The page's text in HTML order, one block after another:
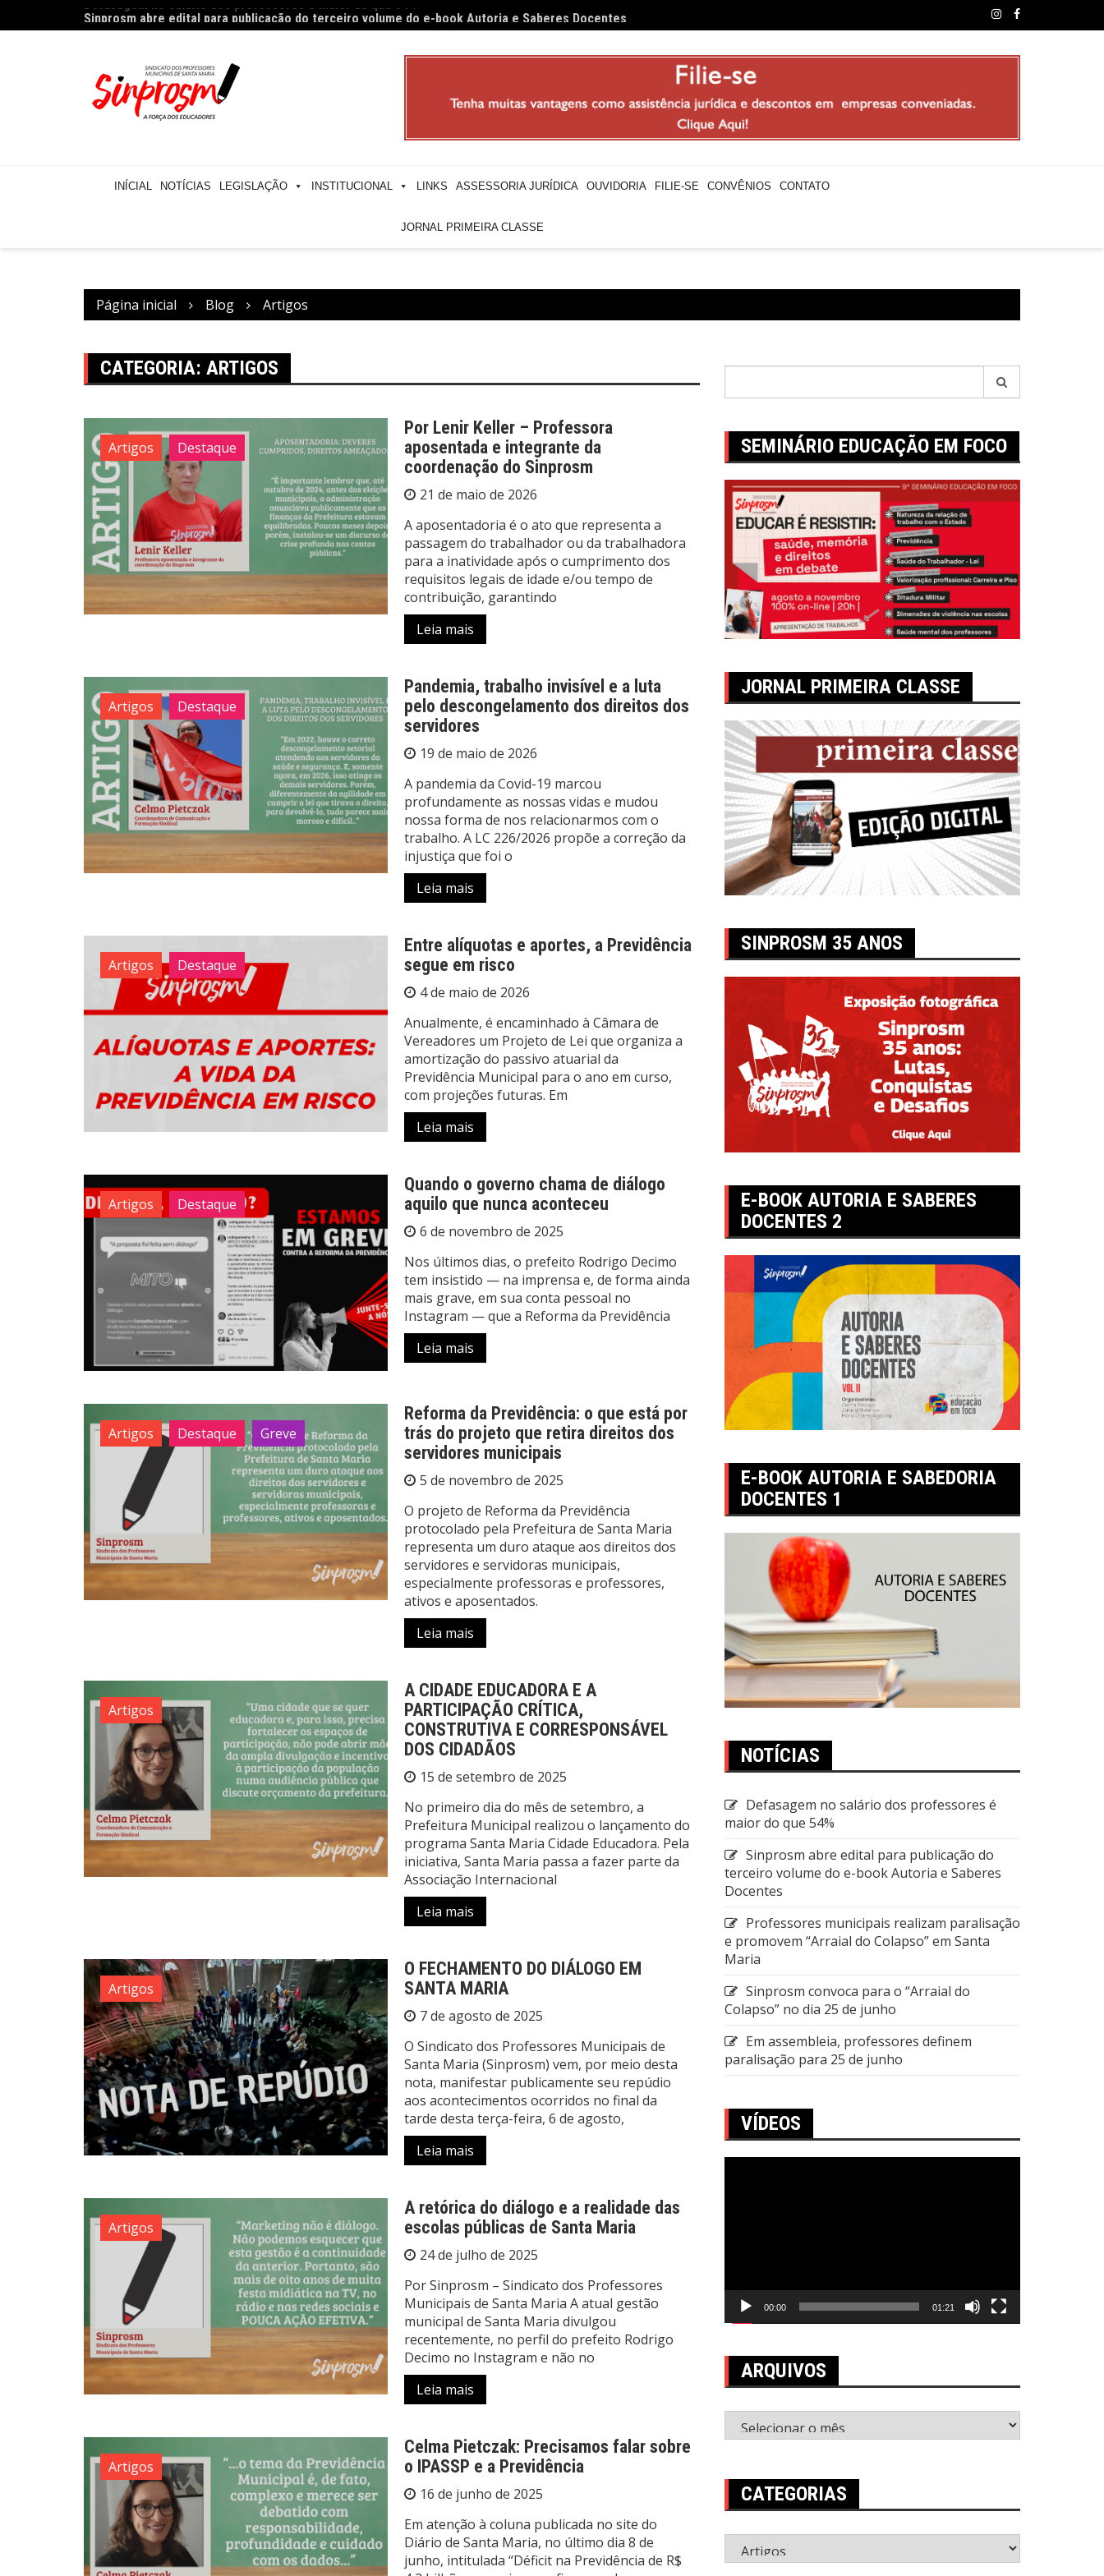
para
Sinprosm abre edital para publicação do terceiro volume do e-book Autoria e Saberes Docentes Professores municipais realizam paralisação e promovem “Arraial do
INÍCIAL NOTÍCIAS LEGISLAÇÃO INSTITUCIONAL LINKS ASSESSORIA JURÍDICA OUVIDORIA FILIE-SE CONVÊNIOS CONTATO
JORNAL PRIMEIRA CLASSE
Página inicial Blog Artigos
CATEGORIA: ARTIGOS
Artigos Destaque
Por Lenir Keller – Professora
aposentada e integrante da
coordenação do Sinprosm
21 de maio de 2026
A aposentadoria é o ato que representa a
passagem do trabalhador ou da trabalhadora
para a inatividade após o cumprimento dos
requisitos legais de idade e/ou tempo de
contribuição, garantindo
Leia mais
Artigos Destaque
Pandemia, trabalho invisível e a luta
pelo descongelamento dos direitos dos
servidores
19 de maio de 2026
A pandemia da Covid-19 marcou
profundamente as nossas vidas e mudou
nossa forma de nos relacionarmos com o
trabalho. A LC 226/2026 propõe a correção da
injustiça que foi o
Leia mais
Artigos Destaque
Entre alíquotas e aportes, a Previdência
segue em risco
4 de maio de 2026
Anualmente, é encaminhado à Câmara de
Vereadores um Projeto de Lei que organiza a
amortização do passivo atuarial da
Previdência Municipal para o ano em curso,
com projeções futuras. Em
Leia mais
Artigos Destaque
Quando o governo chama de diálogo
aquilo que nunca aconteceu
6 de novembro de 2025
Nos últimos dias, o prefeito Rodrigo Decimo
tem insistido — na imprensa e, de forma ainda
mais grave, em sua conta pessoal no
Instagram — que a Reforma da Previdência
Leia mais
Artigos Destaque Greve
Reforma da Previdência: o que está por
trás do projeto que retira direitos dos
servidores municipais
5 de novembro de 2025
O projeto de Reforma da Previdência
protocolado pela Prefeitura de Santa Maria
representa um duro ataque aos direitos dos
servidores e servidoras municipais,
especialmente professoras e professores,
ativos e aposentados.
Leia mais
Artigos
A CIDADE EDUCADORA E A
PARTICIPAÇÃO CRÍTICA,
CONSTRUTIVA E CORRESPONSÁVEL
DOS CIDADÃOS
15 de setembro de 2025
No primeiro dia do mês de setembro, a
Prefeitura Municipal realizou o lançamento do
programa Santa Maria Cidade Educadora. Pela
iniciativa, Santa Maria passa a fazer parte da
Associação Internacional
Leia mais
Artigos
O FECHAMENTO DO DIÁLOGO EM
SANTA MARIA
7 de agosto de 2025
O Sindicato dos Professores Municipais de
Santa Maria (Sinprosm) vem, por meio desta
nota, manifestar publicamente seu repúdio
aos acontecimentos ocorridos no final da
tarde desta terça-feira, 6 de agosto,
Leia mais
Artigos
A retórica do diálogo e a realidade das
escolas públicas de Santa Maria
24 de julho de 2025
Por Sinprosm – Sindicato dos Professores
Municipais de Santa Maria A atual gestão
municipal de Santa Maria divulgou
recentemente, no perfil do prefeito Rodrigo
Decimo no Instagram e não no
Leia mais
Artigos
Celma Pietczak: Precisamos falar sobre
o IPASSP e a Previdência
16 de junho de 2025
Em atenção à coluna publicada no site do
Diário de Santa Maria, no último dia 8 de
junho, intitulada “Déficit na Previdência de R$
SEMINÁRIO EDUCAÇÃO EM FOCO
JORNAL PRIMEIRA CLASSE
SINPROSM 35 ANOS
E-BOOK AUTORIA E SABERES
DOCENTES 2
E-BOOK AUTORIA E SABEDORIA
DOCENTES 1
NOTÍCIAS
Defasagem no salário dos professores é
maior do que 54%
Sinprosm abre edital para publicação do
terceiro volume do e-book Autoria e Saberes
Docentes
Professores municipais realizam paralisação
e promovem “Arraial do Colapso” em Santa
Maria
Sinprosm convoca para o “Arraial do
Colapso” no dia 25 de junho
Em assembleia, professores definem
paralisação para 25 de junho
VÍDEOS
00:00 01:21
ARQUIVOS
Arquivos
CATEGORIAS
Categorias